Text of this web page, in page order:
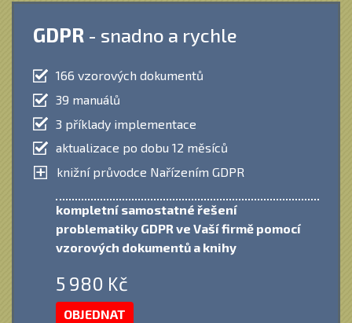
GDPR - snadno a rychle
166 vzorových dokumentů
39 manuálů
3 příklady implementace
aktualizace po dobu 12 měsíců
knižní průvodce Nařízením GDPR
kompletní samostatné řešení
problematiky GDPR ve Vaší firmě pomocí
vzorových dokumentů a knihy
5 980 Kč
OBJEDNAT